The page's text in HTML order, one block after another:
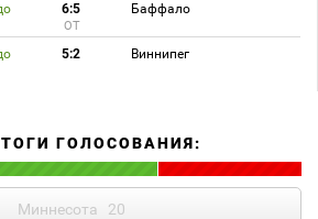
6:5 Баффало
ОТ
5:2 Виннипег
ГОЛОСОВАНИЯ:
Миннесота 20